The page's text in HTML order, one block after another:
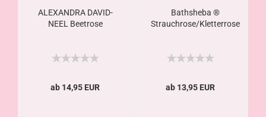
ALEXANDRA DAVID-
NEEL Beetrose
ab 14,95 EUR
Bathsheba ®
Strauchrose/Kletterrose
ab 13,95 EUR